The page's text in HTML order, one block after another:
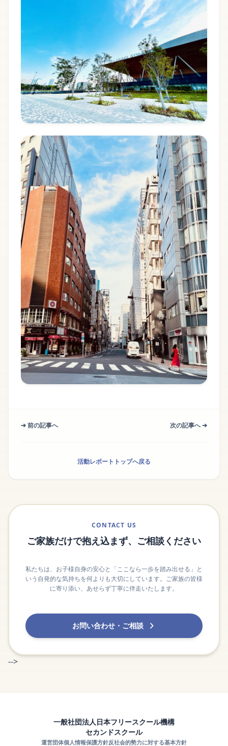
➔ 前の記事へ 次の記事へ ➔
活動レポートトップへ戻る
CONTACT US
ご家族だけで抱え込まず、ご相談ください
私たちは、お子様自身の安心と「ここなら一歩を踏み出せる」と
いう自発的な気持ちを何よりも大切にしています。ご家族の皆様
に寄り添い、あせらず丁寧に伴走いたします。
お問い合わせ・ご相談
-->
一般社団法人日本フリースクール機構
セカンドスクール
運営団体個人情報保護方針反社会的勢力に対する基本方針